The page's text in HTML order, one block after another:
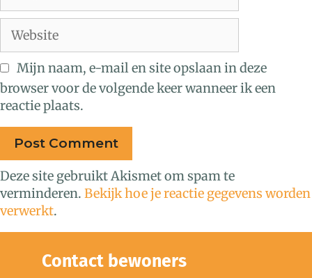
Mijn naam, e-mail en site opslaan in deze
browser voor de volgende keer wanneer ik een
reactie plaats.
Deze site gebruikt Akismet om spam te
verminderen. Bekijk hoe je reactie gegevens worden
verwerkt.
Contact bewoners